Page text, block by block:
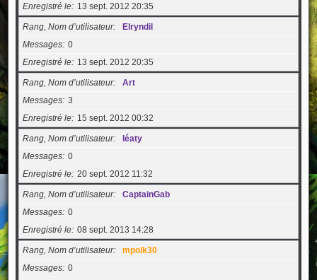
Enregistré le
13 sept. 2012 20:35
Rang, Nom d’utilisateur
Elryndil
Messages 0
Enregistré le
13 sept. 2012 20:35
Rang, Nom d’utilisateur
Art
Messages 3
Enregistré le
15 sept. 2012 00:32
Rang, Nom d’utilisateur
léaty
Messages 0
Enregistré le 20 sept. 2012 11:32
Rang, Nom d’utilisateur
CaptainGab
Messages 0
Enregistré le 08 sept. 2013 14:28
Rang, Nom d’utilisateur
mpolk30
Messages 0